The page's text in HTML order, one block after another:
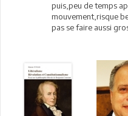
puis,peu de temps
mouvement,risque
pas se faire aussi